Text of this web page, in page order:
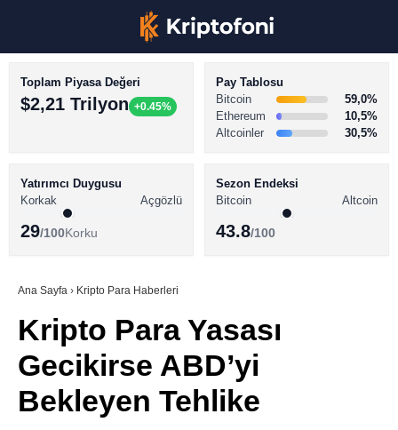
Youtube
BİTCOİN HABERLERİ
ALTCOİN HABERLERİ
SÖZLÜK
Toplam Piyasa Değeri
$2,21 Trilyon +0.45%
Pay Tablosu
Bitcoin
59,0%
Ethereum
10,5%
Altcoinler
30,5%
Yatırımcı Duygusu
Korkak
Açgözlü
29/100Korku
Sezon Endeksi
Bitcoin
Altcoin
43.8/100
Ana Sayfa › Kripto Para Haberleri
Kripto Para Yasası
Gecikirse ABD’yi
Bekleyen Tehlike